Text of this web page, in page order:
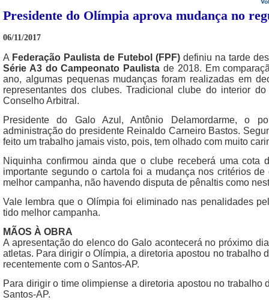
Presidente do Olímpia aprova mudança no
06/11/2017
A Federação Paulista de Futebol (FPF) definiu na tarde
Série A3 do Campeonato Paulista de 2018. Em
ano, algumas pequenas mudanças foram realizadas em
representantes dos clubes. Tradicional clube do interior
Conselho Arbitral.
Presidente do Galo Azul, Antônio Delamordarme, o
administração do presidente Reinaldo Carneiro Bastos.
feito um trabalho jamais visto, pois, tem olhado com muito
Niquinha confirmou ainda que o clube receberá uma cota
importante segundo o cartola foi a mudança nos critérios
melhor campanha, não havendo disputa de pênaltis como
Vale lembra que o Olímpia foi eliminado nas penalidades
tido melhor campanha.
MÃOS À OBRA
A apresentação do elenco do Galo acontecerá no próximo
atletas. Para dirigir o Olímpia, a diretoria apostou no trabalho
recentemente com o Santos-AP.
Para dirigir o time olimpiense a diretoria apostou no trabalho
Santos-AP.